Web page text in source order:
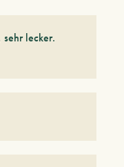
lecker.